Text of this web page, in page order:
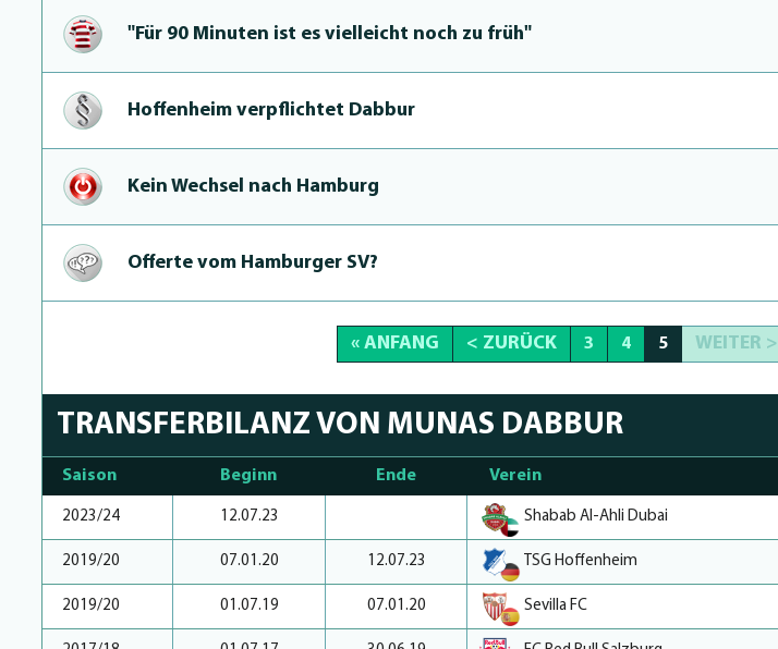
"Für 90 Minuten ist es vielleicht noch zu früh"
Hoffenheim verpflichtet Dabbur
Kein Wechsel nach Hamburg
Offerte vom Hamburger SV?
« ANFANG < ZURÜCK 3 4 5 WEITER >
TRANSFERBILANZ VON MUNAS DABBUR
Saison Beginn Ende Verein
2023/24 12.07.23 Shabab Al-Ahli Dubai
2019/20 07.01.20 12.07.23 TSG Hoffenheim
2019/20 01.07.19 07.01.20 Sevilla FC